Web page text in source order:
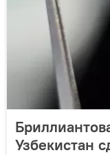
Узбекистан